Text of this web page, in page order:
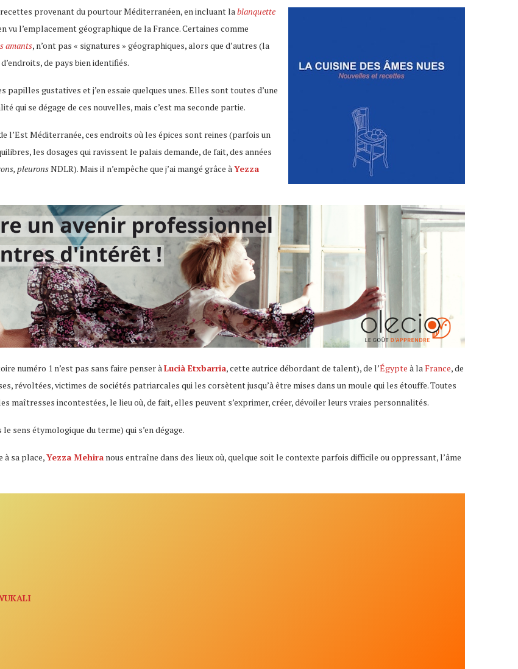
provenant du pourtour Méditerranéen, en incluant lablanquette
l’emplacement géographique de la France. Certaines comme
amants, n’ont pas « signatures » géographiques, alors que d’autres (la
de pays bien identifiés.
gustatives et j’en essaie quelques unes. Elles sont toutes d’une
qui se dégage de ces nouvelles, mais c’est ma seconde partie.
l’Est Méditerranée, ces endroits où les épices sont reines (parfois un
les dosages qui ravissent le palais demande, de fait, des années
pleuronsNDLR). Mais il n’empêche que j’ai mangé grâce àYezza
numéro 1 n’est pas sans faire penser àLucià Etxbarria, cette autrice débordant de talent), de l’Égypte à laFrance, de
révoltées, victimes de sociétés patriarcales qui les corsètent jusqu’à être mises dans un moule qui les étouffe. Toutes
maîtresses incontestées, le lieu où, de fait, elles peuvent s’exprimer, créer, dévoiler leurs vraies personnalités.
sens étymologique du terme) qui s’en dégage.
à sa place,Yezza Mehira nous entraîne dans des lieux où, quelque soit le contexte parfois difficile ou oppressant, l’âme